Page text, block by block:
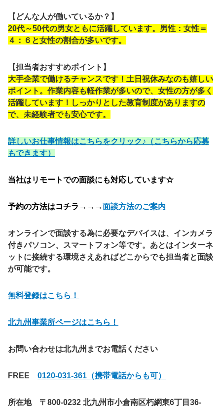
【どんな人が働いているか？】
20代～50代の男女ともに活躍しています。男性：女性＝
４：６と女性の割合が多いです。
【担当者おすすめポイント】
大手企業で働けるチャンスです！土日祝休みなのも嬉しい
ポイント。作業内容も軽作業が多いので、女性の方が多く
活躍しています！しっかりとした教育制度がありますの
で、未経験者でも安心です。
詳しいお仕事情報はこちらをクリック♪（こちらから応募
もできます）
当社はリモートでの面談にも対応しています☆
予約の方法はコチラ→→→面談方法のご案内
オンラインで面談する為に必要なデバイスは、インカメラ
付きパソコン、スマートフォン等です。あとはインターネ
ットに接続する環境さえあればどこからでも担当者と面談
が可能です。
無料登録はこちら！
北九州事業所ページはこちら！
お問い合わせは北九州までお電話ください
FREE 0120-031-361（携帯電話からも可）
所在地 〒800-0232 北九州市小倉南区朽網東6丁目36-